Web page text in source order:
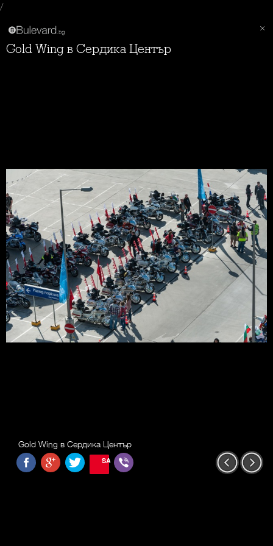
/
Gold Wing в Сердика Център
Gold Wing в Сердика Център
SAVE